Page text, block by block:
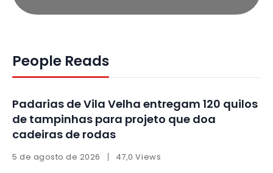
People Reads
Padarias de Vila Velha entregam 120 quilos
de tampinhas para projeto que doa
cadeiras de rodas
5 de agosto de 2026 47,0 Views